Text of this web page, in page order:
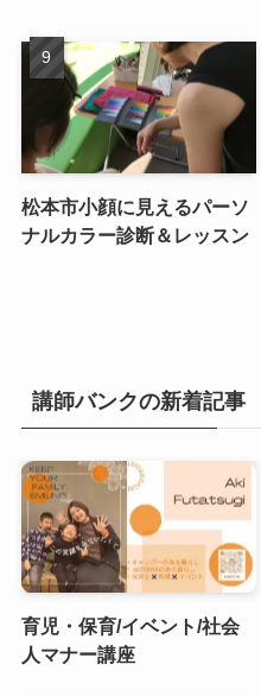
松本市小顔に見えるパーソ
ナルカラー診断＆レッスン
講師バンクの新着記事
育児・保育/イベント/社会
人マナー講座